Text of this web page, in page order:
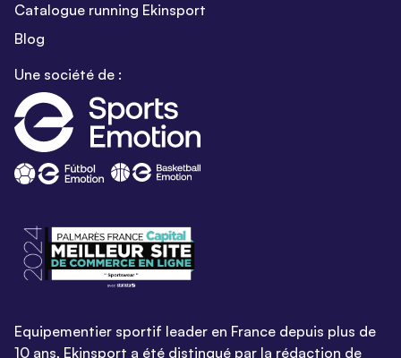
Catalogue running Ekinsport
Blog
Une société de :
Equipementier sportif leader en France depuis plus de
10 ans, Ekinsport a été distingué par la rédaction de